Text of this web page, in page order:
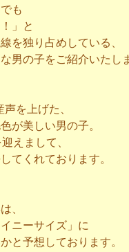
も
」と
を独り占めしている、
男の子をご紹介いたし
を上げた、
が美しい男の子。
えまして、
てくれております。
、
ニーサイズ」に
と予想しております。